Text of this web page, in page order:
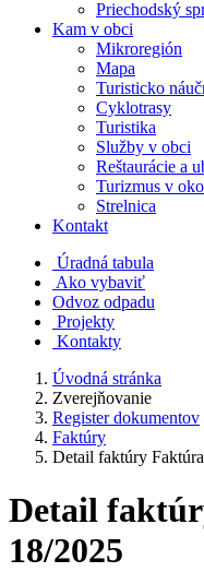
Priechodský
Kam v obci
Mikroregión
Mapa
Turisticko
Cyklotrasy
Turistika
Služby v obci
Reštaurácie a
Turizmus v
Strelnica
Kontakt
Úradná tabula
Ako vybaviť
Odvoz odpadu
Projekty
Kontakty
Úvodná stránka
Zverejňovanie
Register dokumentov
Faktúry
Detail faktúry
Detail
18/2025